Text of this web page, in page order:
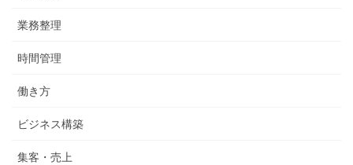
業務整理
時間管理
働き方
ビジネス構築
集客・売上